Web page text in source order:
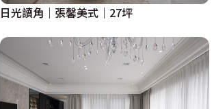
日光讀角│張馨美式│27坪